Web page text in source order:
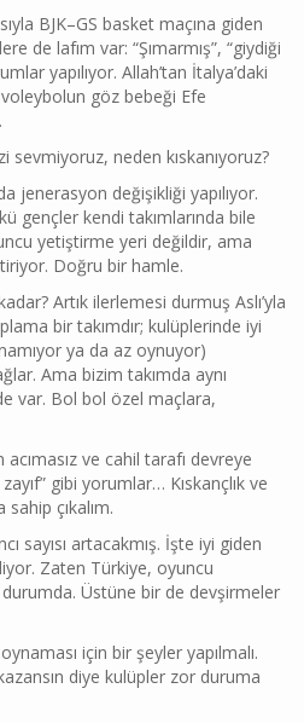
BJK–GS basket maçına giden
de lafım var: “Şımarmış”, “giydiği
yapılıyor. Allah’tan İtalya’daki
göz bebeği Efe
neden kıskanıyoruz?
jenerasyon değişikliği yapılıyor.
gençler kendi takımlarında bile
yetiştirme yeri değildir, ama
Doğru bir hamle.
Artık ilerlemesi durmuş Aslı’yla
bir takımdır; kulüplerinde iyi
ya da az oynuyor)
Ama bizim takımda aynı
var. Bol bol özel maçlara,
ve cahil tarafı devreye
gibi yorumlar… Kıskançlık ve
sahip çıkalım.
sayısı artacakmış. İşte iyi giden
Zaten Türkiye, oyuncu
Üstüne bir de devşirmeler
için bir şeyler yapılmalı.
diye kulüpler zor duruma